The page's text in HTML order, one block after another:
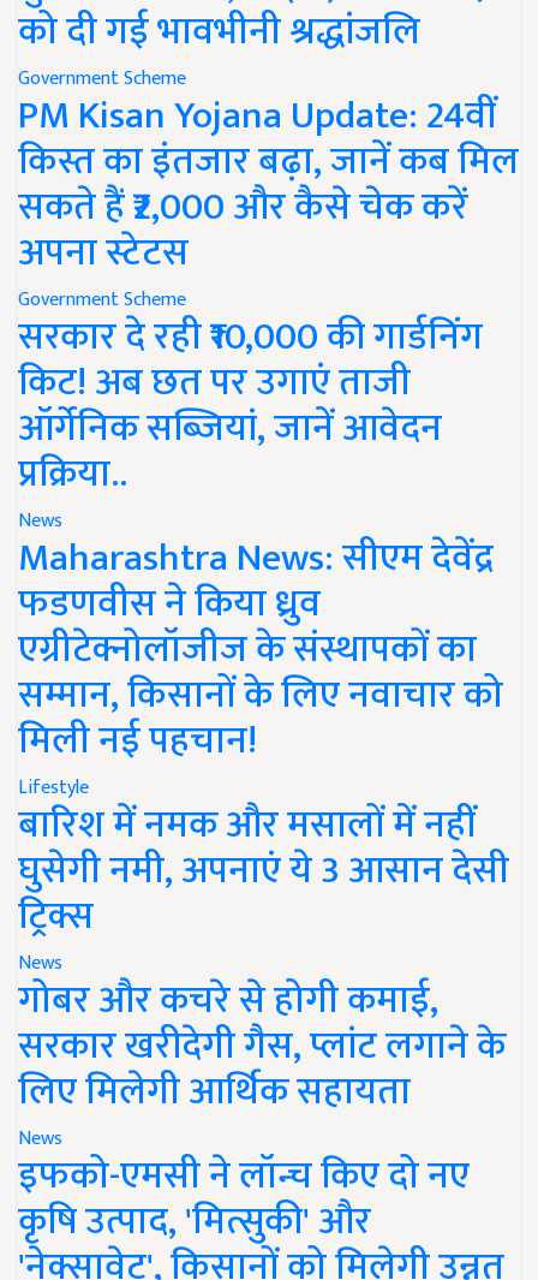
को दी गई भावभीनी श्रद्धांजलि
Government Scheme
PM Kisan Yojana Update: 24वीं
किस्त का इंतजार बढ़ा, जानें कब मिल
सकते हैं ₹2,000 और कैसे चेक करें
अपना स्टेटस
Government Scheme
सरकार दे रही ₹10,000 की गार्डनिंग
किट! अब छत पर उगाएं ताजी
ऑर्गेनिक सब्जियां, जानें आवेदन
प्रक्रिया..
News
Maharashtra News: सीएम देवेंद्र
फडणवीस ने किया ध्रुव
एग्रीटेक्नोलॉजीज के संस्थापकों का
सम्मान, किसानों के लिए नवाचार को
मिली नई पहचान!
Lifestyle
बारिश में नमक और मसालों में नहीं
घुसेगी नमी, अपनाएं ये 3 आसान देसी
ट्रिक्स
News
गोबर और कचरे से होगी कमाई,
सरकार खरीदेगी गैस, प्लांट लगाने के
लिए मिलेगी आर्थिक सहायता
News
इफको-एमसी ने लॉन्च किए दो नए
कृषि उत्पाद, 'मित्सुकी' और
'नेक्सावेट', किसानों को मिलेगी उन्नत